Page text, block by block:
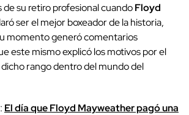
de su retiro profesional cuandoFloyd
ser el mejor boxeador de la historia,
momento generó comentarios
este mismo explicó los motivos por el
rango dentro del mundo del
El día que Floyd Mayweather pagó una